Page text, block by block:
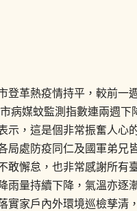
革熱疫情持平，較前一
病媒蚊監測指數連兩週
示，這是個非常振奮人心
局處防疫同仁及國軍弟兄
敢懈怠，也非常感謝所有
量持續下降，氣溫亦逐
實家戶內外環境巡檢孳清